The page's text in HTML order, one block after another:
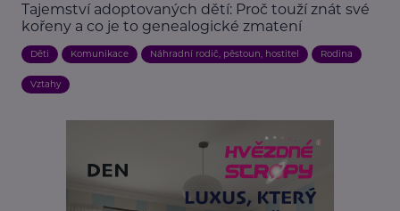
Tajemství adoptovaných dětí: Proč touží znát své
kořeny a co je to genealogické zmatení
Děti Komunikace Náhradní rodič, pěstoun, hostitel Rodina
Vztahy